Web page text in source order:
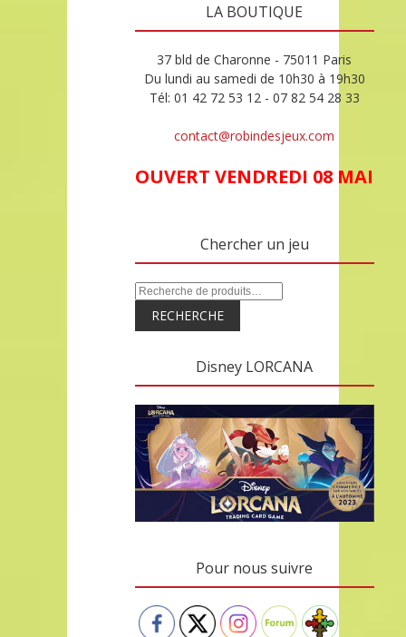
LA BOUTIQUE
37 bld de Charonne - 75011 Paris
Du lundi au samedi de 10h30 à 19h30
Tél: 01 42 72 53 12 - 07 82 54 28 33
contact@robindesjeux.com
OUVERT VENDREDI 08 MAI
Chercher un jeu
RECHERCHE
Disney LORCANA
Pour nous suivre